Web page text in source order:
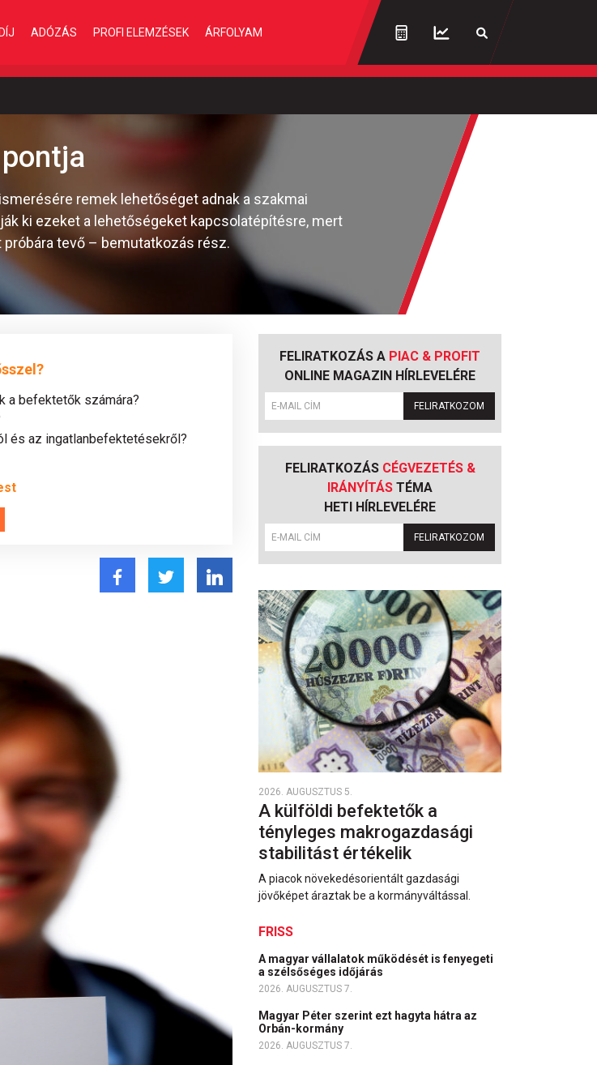
ADÓZÁS PROFI ELEMZÉSEK ÁRFOLYAM
remek lehetőséget adnak a szakmai
ki ezeket a lehetőségeket kapcsolatépítésre, mert
tevő – bemutatkozás rész.
a befektetők számára?
és az ingatlanbefektetésekről?
FELIRATKOZÁS A PIAC & PROFIT
ONLINE MAGAZIN HÍRLEVELÉRE
FELIRATKOZOM
FELIRATKOZÁS CÉGVEZETÉS &
IRÁNYÍTÁS TÉMA
HETI HÍRLEVELÉRE
FELIRATKOZOM
2026. AUGUSZTUS 5.
A külföldi befektetők a
tényleges makrogazdasági
stabilitást értékelik
A piacok növekedésorientált gazdasági
jövőképet áraztak be a kormányváltással.
FRISS
A magyar vállalatok működését is fenyegeti
a szélsőséges időjárás
2026. AUGUSZTUS 7.
Magyar Péter szerint ezt hagyta hátra az
Orbán-kormány
2026. AUGUSZTUS 7.